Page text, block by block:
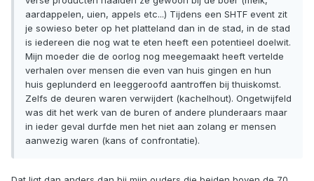
aardappelen, uien, appels etc...) Tijdens een SHTF event zit
je sowieso beter op het platteland dan in de stad, in de stad
is iedereen die nog wat te eten heeft een potentieel doelwit.
Mijn moeder die de oorlog nog meegemaakt heeft vertelde
verhalen over mensen die even van huis gingen en hun
huis geplunderd en leeggeroofd aantroffen bij thuiskomst.
Zelfs de deuren waren verwijdert (kachelhout). Ongetwijfeld
was dit het werk van de buren of andere plunderaars maar
in ieder geval durfde men het niet aan zolang er mensen
aanwezig waren (kans of confrontatie).